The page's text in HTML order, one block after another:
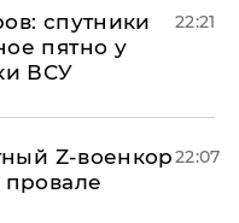
спутники
пятно у
ВСУ
22:21
Z-военкор22:07